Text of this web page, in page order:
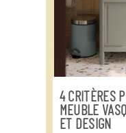
4 CRITÈRES
MEUBLE
ET DESIGN